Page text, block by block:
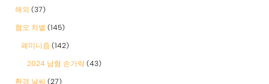
해외 (37)
혐오 차별 (145)
폐미니즘 (142)
2024 남혐 손가락 (43)
환경 날씨 (27)